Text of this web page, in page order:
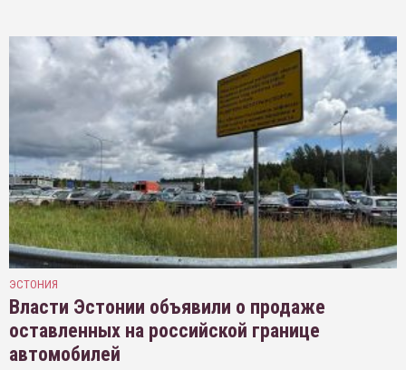
ЭСТОНИЯ
Власти Эстонии объявили о продаже
оставленных на российской границе
автомобилей